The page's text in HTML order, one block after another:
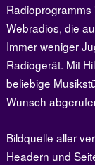
Webradios, die
Immer weniger
Radiogerät. Mit
beliebige
Wunsch
Bildquelle aller
Headern und